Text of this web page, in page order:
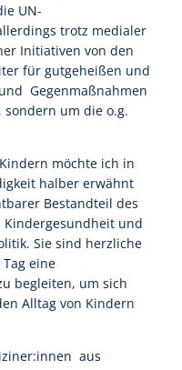
UN-
trotz medialer
Initiativen von den
für gutgeheißen und
Gegenmaßnahmen
um die o.g.
möchte ich in
halber erwähnt
Bestandteil des
Kindergesundheit und
Sie sind herzliche
eine
begleiten, um sich
Alltag von Kindern
aus